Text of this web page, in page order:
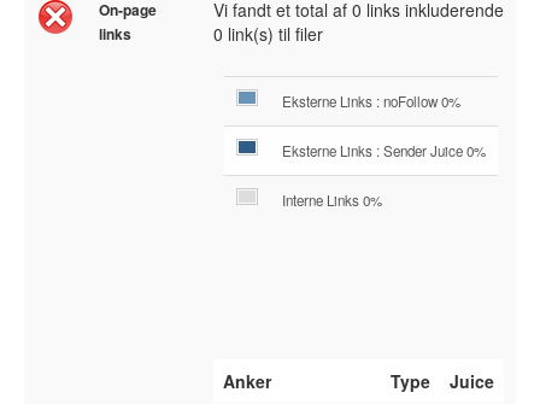
On-page
links
Vi fandt et total af 0 links inkluderende
0 link(s) til filer
Eksterne Links : noFollow 0%
Eksterne Links : Sender Juice 0%
Interne Links 0%
Anker Type Juice